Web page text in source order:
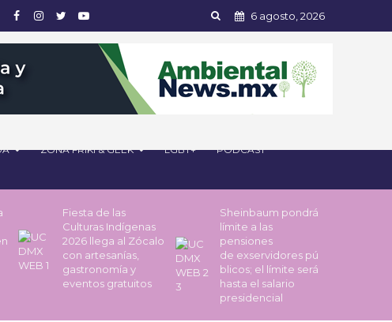
6 agosto, 2026
ZONA FRIKI & GEEK LGBT+ PODCAST
Fiesta de las
Culturas Indígenas
2026 llega al Zócalo
con artesanías,
gastronomía y
eventos gratuitos
Sheinbaum pondrá
límite a las
pensiones
de exservidores pú
blicos; el límite será
hasta el salario
presidencial